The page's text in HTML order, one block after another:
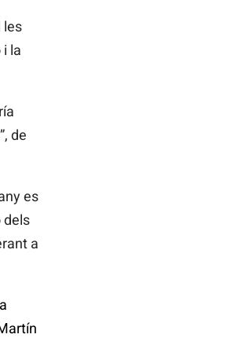
les
la
de
es
dels
a